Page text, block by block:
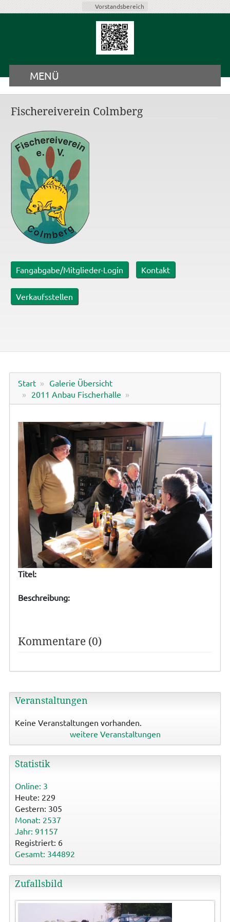
Vorstandsbereich
MENÜ
Fischereiverein Colmberg
Fangabgabe/Mitglieder-Login Kontakt
Verkaufsstellen
Start
Galerie Übersicht
2011 Anbau Fischerhalle
Titel:
Beschreibung:
Kommentare (0)
Veranstaltungen
Keine Veranstaltungen vorhanden.
weitere Veranstaltungen
Statistik
Online: 3
Heute: 229
Gestern: 305
Monat: 2537
Jahr: 91157
Registriert: 6
Gesamt: 344892
Zufallsbild